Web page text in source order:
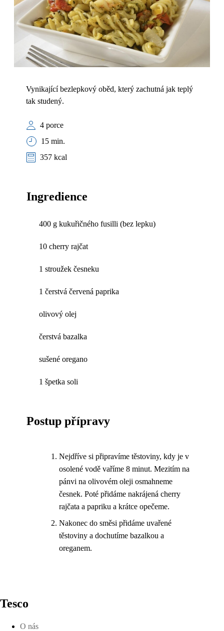
Vynikající bezlepkový oběd, který zachutná jak teplý
tak studený.
4 porce
15 min.
357 kcal
Ingredience
400 g kukuřičného fusilli (bez lepku)
10 cherry rajčat
1 stroužek česneku
1 čerstvá červená paprika
olivový olej
čerstvá bazalka
sušené oregano
1 špetka soli
Postup přípravy
Nejdříve si připravíme těstoviny, kdy je v
osolené vodě vaříme 8 minut. Mezitím na
pánvi na olivovém oleji osmahneme
česnek. Poté přidáme nakrájená cherry
rajčata a papriku a krátce opečeme.
Nakonec do směsi přidáme uvařené
těstoviny a dochutíme bazalkou a
oreganem.
Tesco
O nás